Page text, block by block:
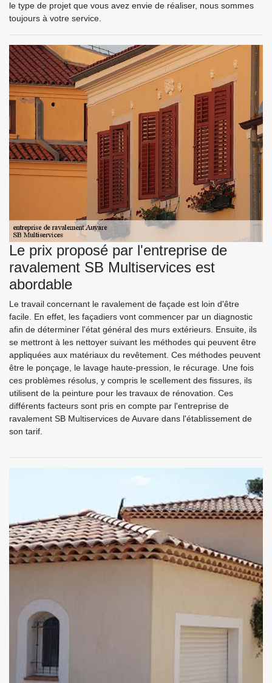
le type de projet que vous avez envie de réaliser, nous sommes
toujours à votre service.
Le prix proposé par l'entreprise de
ravalement SB Multiservices est
abordable
Le travail concernant le ravalement de façade est loin d'être
facile. En effet, les façadiers vont commencer par un diagnostic
afin de déterminer l'état général des murs extérieurs. Ensuite, ils
se mettront à les nettoyer suivant les méthodes qui peuvent être
appliquées aux matériaux du revêtement. Ces méthodes peuvent
être le ponçage, le lavage haute-pression, le récurage. Une fois
ces problèmes résolus, y compris le scellement des fissures, ils
utilisent de la peinture pour les travaux de rénovation. Ces
différents facteurs sont pris en compte par l'entreprise de
ravalement SB Multiservices de Auvare dans l'établissement de
son tarif.